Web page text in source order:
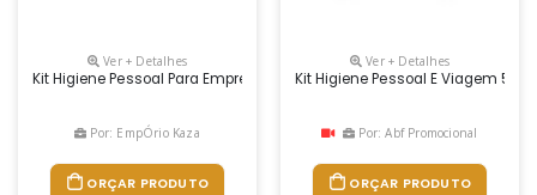
Ver + Detalhes
Kit Higiene Pessoal Para Empresas, Hotéis E Hospitais.
Por: EmpÓrio Kaza
ORÇAR PRODUTO
Ver + Detalhes
Kit Higiene Pessoal E Viagem 5
Por: Abf Promocional
ORÇAR PRODUTO